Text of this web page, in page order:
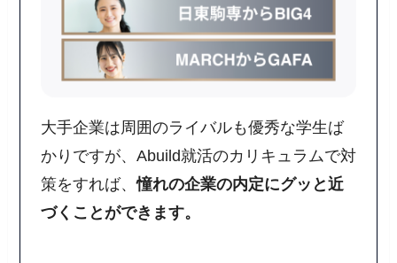
大手企業は周囲のライバルも優秀な学生ば
かりですが、Abuild就活のカリキュラムで対
策をすれば、憧れの企業の内定にグッと近
づくことができます。